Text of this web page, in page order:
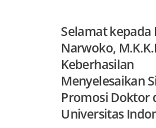
Selamat kepada
Narwoko,
Keberhasilan
Menyelesaikan
Promosi Doktor
Universitas